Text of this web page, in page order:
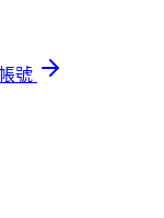
號